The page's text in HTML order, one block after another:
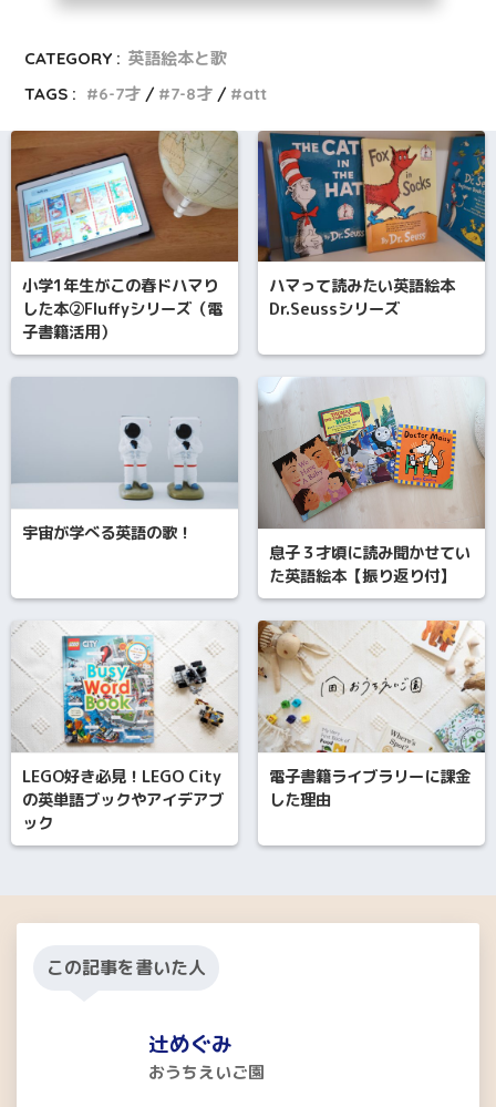
CATEGORY : 英語絵本と歌
TAGS :
6-7才 7-8才 att
小学1年生がこの春ドハマり
した本②Fluffyシリーズ（電
子書籍活用）
ハマって読みたい英語絵本
Dr.Seussシリーズ
宇宙が学べる英語の歌！
息子３才頃に読み聞かせてい
た英語絵本【振り返り付】
LEGO好き必見！LEGO City
の英単語ブックやアイデアブ
ック
電子書籍ライブラリーに課金
した理由
この記事を書いた人
辻めぐみ
おうちえいご園